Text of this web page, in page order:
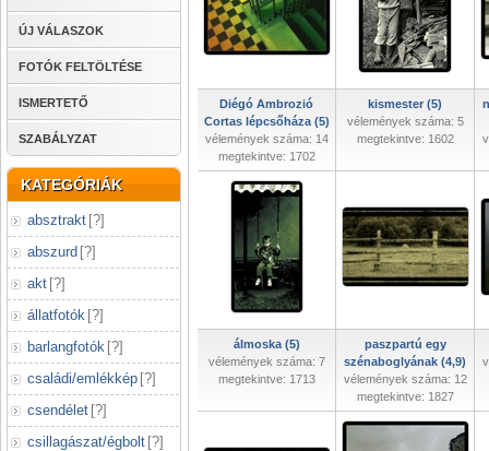
ÚJ VÁLASZOK
FOTÓK FELTÖLTÉSE
ISMERTETŐ
SZABÁLYZAT
KATEGÓRIÁK
absztrakt [?]
abszurd [?]
akt [?]
állatfotók [?]
barlangfotók [?]
családi/emlékkép [?]
csendélet [?]
csillagászat/égbolt [?]
Diégó Ambrozió
Cortas lépcsőháza (5)
vélemények száma: 14
megtekintve: 1702
kismester (5)
vélemények száma: 5
megtekintve: 1602
álmoska (5)
vélemények száma: 7
megtekintve: 1713
paszpartú egy
szénaboglyának (4,9)
vélemények száma: 12
megtekintve: 1827